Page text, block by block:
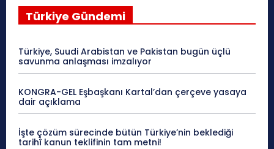
Türkiye Gündemi
Türkiye, Suudi Arabistan ve Pakistan bugün üçlü
savunma anlaşması imzalıyor
KONGRA-GEL Eşbaşkanı Kartal’dan çerçeve yasaya
dair açıklama
İşte çözüm sürecinde bütün Türkiye’nin beklediği
tarihî kanun teklifinin tam metni!